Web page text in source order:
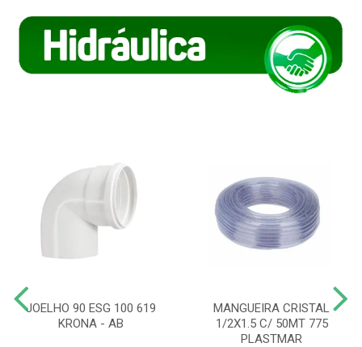
JOELHO 90 ESG 100 619
KRONA - AB
MANGUEIRA CRISTAL
1/2X1.5 C/ 50MT 775
PLASTMAR